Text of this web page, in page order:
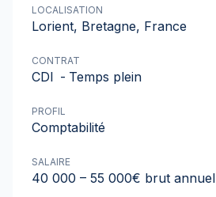
LOCALISATION
Lorient, Bretagne, France
CONTRAT
CDI - Temps plein
PROFIL
Comptabilité
SALAIRE
40 000 – 55 000€ brut annuel